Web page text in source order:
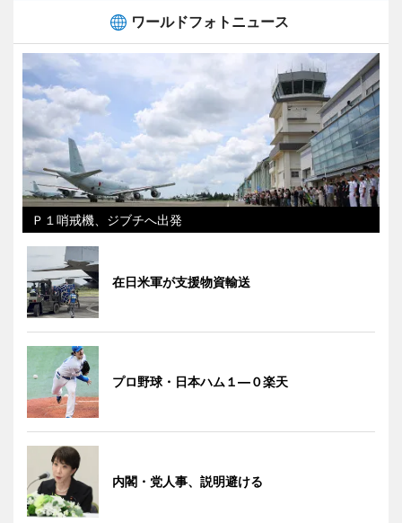
ワールドフォトニュース
Ｐ１哨戒機、ジブチへ出発
在日米軍が支援物資輸送
プロ野球・日本ハム１―０楽天
内閣・党人事、説明避ける